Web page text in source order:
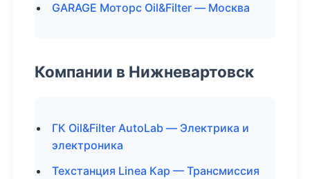
GARAGE Моторс Oil&Filter — Москва
Компании в Нижневартовск
ГК Oil&Filter AutoLab — Электрика и
электроника
Техстанция Linea Кар — Трансмиссия